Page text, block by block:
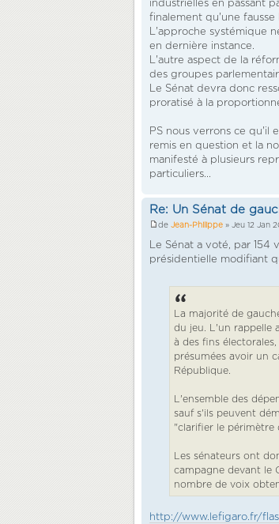
industrielles en passant
finalement qu'une fausse
L'approche systémique
en dernière instance.
L'autre aspect de la
des groupes
Le Sénat devra donc
proratisé à la
PS nous verrons ce qu'il
remis en question et la
manifesté à plusieurs
particuliers...
Re: Un Sénat de
de Jean-Philippe » Jeu 12 Jan
Le Sénat a voté, par 154
présidentielle modifiant
La majorité de
du jeu. L'un rappelle
à des fins
présumées avoir un
République.
L'ensemble des
sauf s'ils peuvent
"clarifier le périmètre
Les sénateurs ont
campagne devant le
nombre de voix
http://www.lefigaro.fr/